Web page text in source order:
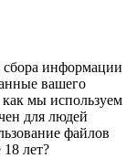
информации
вашего
мы используем
для людей
файлов
лет?